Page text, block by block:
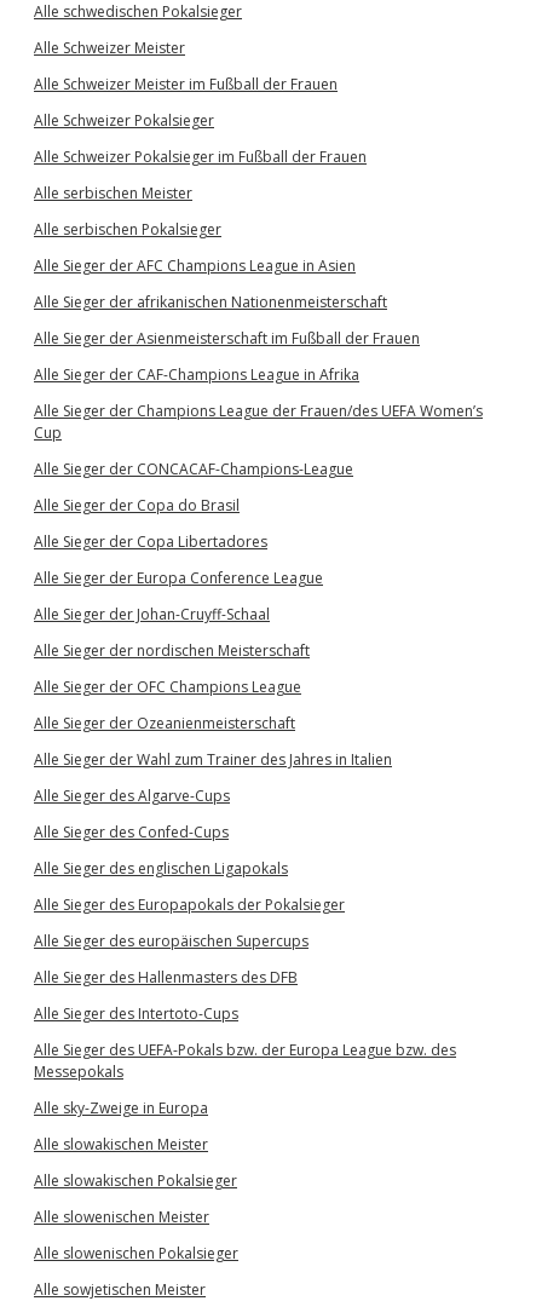
Alle schwedischen Pokalsieger
Alle Schweizer Meister
Alle Schweizer Meister im Fußball der Frauen
Alle Schweizer Pokalsieger
Alle Schweizer Pokalsieger im Fußball der Frauen
Alle serbischen Meister
Alle serbischen Pokalsieger
Alle Sieger der AFC Champions League in Asien
Alle Sieger der afrikanischen Nationenmeisterschaft
Alle Sieger der Asienmeisterschaft im Fußball der Frauen
Alle Sieger der CAF-Champions League in Afrika
Alle Sieger der Champions League der Frauen/des UEFA Women’s
Cup
Alle Sieger der CONCACAF-Champions-League
Alle Sieger der Copa do Brasil
Alle Sieger der Copa Libertadores
Alle Sieger der Europa Conference League
Alle Sieger der Johan-Cruyff-Schaal
Alle Sieger der nordischen Meisterschaft
Alle Sieger der OFC Champions League
Alle Sieger der Ozeanienmeisterschaft
Alle Sieger der Wahl zum Trainer des Jahres in Italien
Alle Sieger des Algarve-Cups
Alle Sieger des Confed-Cups
Alle Sieger des englischen Ligapokals
Alle Sieger des Europapokals der Pokalsieger
Alle Sieger des europäischen Supercups
Alle Sieger des Hallenmasters des DFB
Alle Sieger des Intertoto-Cups
Alle Sieger des UEFA-Pokals bzw. der Europa League bzw. des
Messepokals
Alle sky-Zweige in Europa
Alle slowakischen Meister
Alle slowakischen Pokalsieger
Alle slowenischen Meister
Alle slowenischen Pokalsieger
Alle sowjetischen Meister